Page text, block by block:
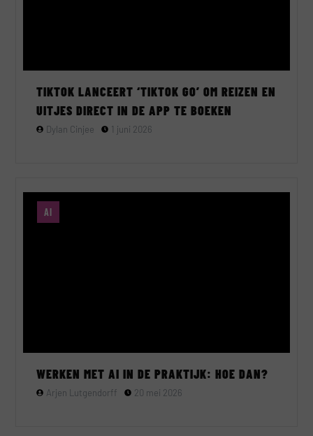
TIKTOK LANCEERT ‘TIKTOK GO’ OM REIZEN EN
UITJES DIRECT IN DE APP TE BOEKEN
Dylan Cinjee 1 juni 2026
AI
WERKEN MET AI IN DE PRAKTIJK: HOE DAN?
Arjen Lutgendorff 20 mei 2026